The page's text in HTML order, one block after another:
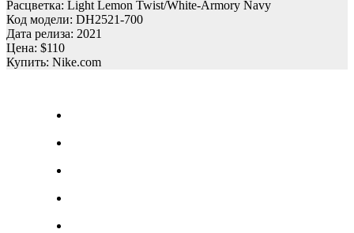
Расцветка: Light Lemon Twist/White-Armory Navy
Код модели: DH2521-700
Дата релиза: 2021
Цена: $110
Купить: Nike.com